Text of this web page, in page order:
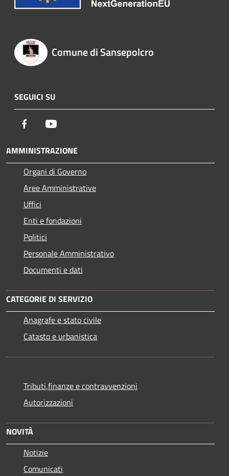
Comune di Sansepolcro
SEGUICI SU
Facebook
AMMINISTRAZIONE
Organi di Governo
Aree Amministrative
Uffici
Enti e fondazioni
Politici
Personale Amministrativo
Documenti e dati
CATEGORIE DI SERVIZIO
Anagrafe e stato civile
Catasto e urbanistica
Tributi,finanze e contravvenzioni
Autorizzazioni
NOVITÀ
Notizie
Comunicati